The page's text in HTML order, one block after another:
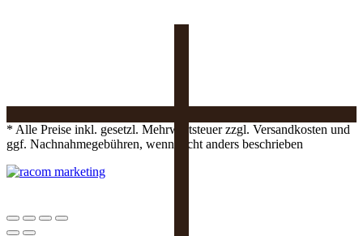
* Alle Preise inkl. gesetzl. Mehrwertsteuer zzgl. Versandkosten und
ggf. Nachnahmegebühren, wenn nicht anders beschrieben